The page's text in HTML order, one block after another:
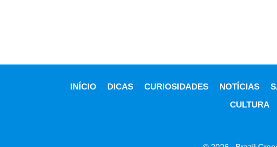
INÍCIO DICAS CURIOSIDADES NOTÍCIAS
CULTURA